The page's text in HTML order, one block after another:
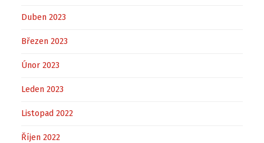
Duben 2023
Březen 2023
Únor 2023
Leden 2023
Listopad 2022
Říjen 2022